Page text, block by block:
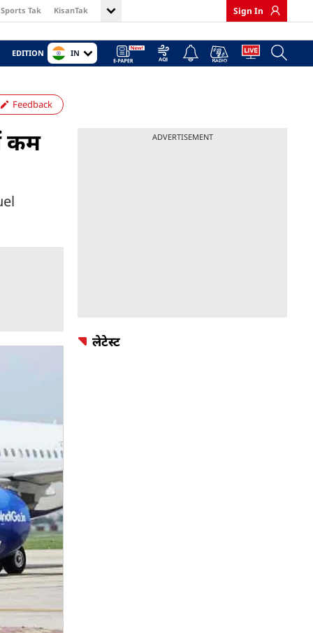
Sports Tak KisanTak Sign In
EDITION IN
Feedback
कम
ADVERTISEMENT
लेटेस्ट